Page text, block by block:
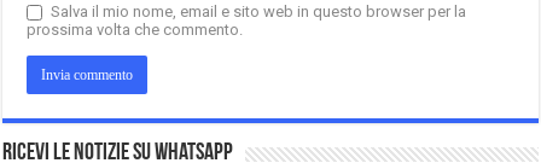
Salva il mio nome, email e sito web in questo browser per la
prossima volta che commento.
Ricevi le notizie su Whatsapp